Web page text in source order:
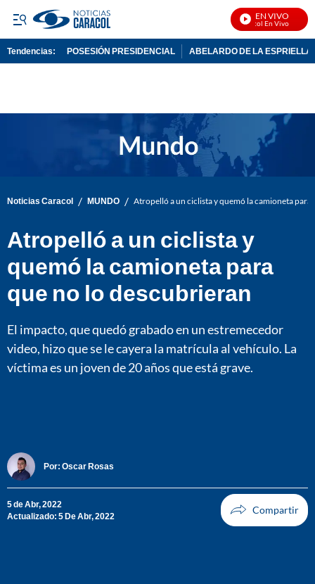
EN VIVO
Noticias Caracol En Vivo
Tendencias: POSESIÓN PRESIDENCIAL ABELARDO DE LA ESPRIELLA
Noticias Caracol / MUNDO / Atropelló a un ciclista y quemó la camioneta
Atropelló a un ciclista y
quemó la camioneta para
que no lo descubrieran
El impacto, que quedó grabado en un estremecedor
video, hizo que se le cayera la matrícula al vehículo. La
víctima es un joven de 20 años que está grave.
Por: Oscar Rosas
5 de Abr, 2022
Actualizado: 5 De Abr, 2022